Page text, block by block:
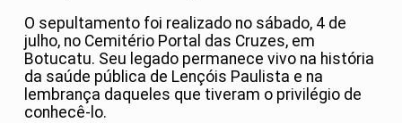
O sepultamento foi realizado no sábado, 4 de
julho, no Cemitério Portal das Cruzes, em
Botucatu. Seu legado permanece vivo na história
da saúde pública de Lençóis Paulista e na
lembrança daqueles que tiveram o privilégio de
conhecê-lo.